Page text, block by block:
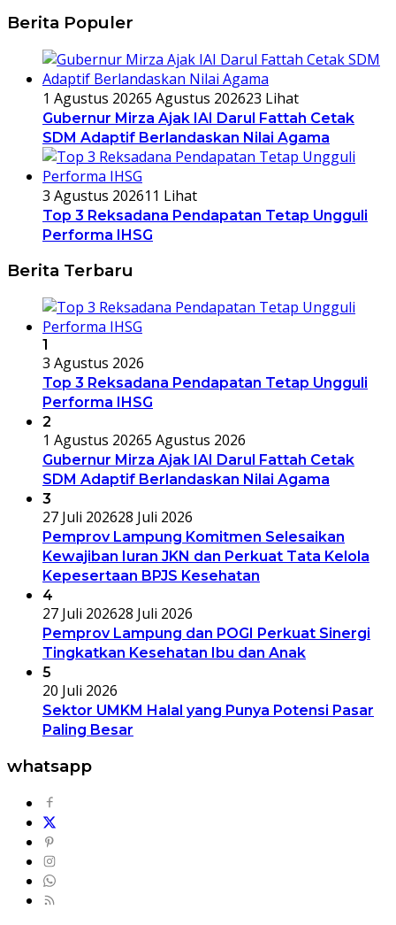
Berita Populer
1 Agustus 20265 Agustus 202623 Lihat
Gubernur Mirza Ajak IAI Darul Fattah Cetak
SDM Adaptif Berlandaskan Nilai Agama
3 Agustus 202611 Lihat
Top 3 Reksadana Pendapatan Tetap Ungguli
Performa IHSG
Berita Terbaru
1
3 Agustus 2026
Top 3 Reksadana Pendapatan Tetap Ungguli
Performa IHSG
2
1 Agustus 20265 Agustus 2026
Gubernur Mirza Ajak IAI Darul Fattah Cetak
SDM Adaptif Berlandaskan Nilai Agama
3
27 Juli 202628 Juli 2026
Pemprov Lampung Komitmen Selesaikan
Kewajiban Iuran JKN dan Perkuat Tata Kelola
Kepesertaan BPJS Kesehatan
4
27 Juli 202628 Juli 2026
Pemprov Lampung dan POGI Perkuat Sinergi
Tingkatkan Kesehatan Ibu dan Anak
5
20 Juli 2026
Sektor UMKM Halal yang Punya Potensi Pasar
Paling Besar
whatsapp